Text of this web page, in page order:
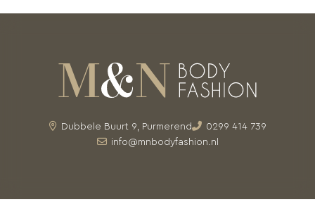
Dubbele Buurt 9, Purmerend
0299 414 739
info@mnbodyfashion.nl